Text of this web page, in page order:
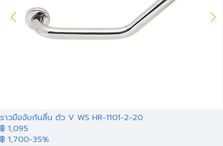
ราวมือจับกันลื่น ตัว V WS HR-1101-2-20
฿ 1,095
฿ 1,700-35%